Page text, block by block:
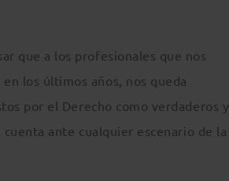
que a los profesionales que nos
los últimos años, nos queda
por el Derecho como verdaderos y
ante cualquier escenario de la